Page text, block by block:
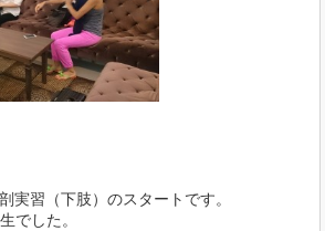
実習（下肢）のスタートです。
でした。